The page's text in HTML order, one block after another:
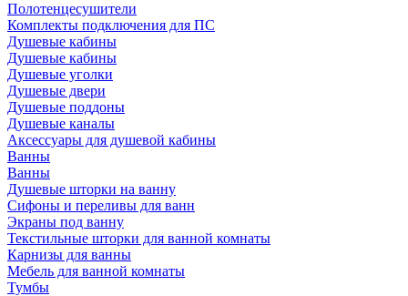
Полотенцесушители
Комплекты подключения для ПС
Душевые кабины
Душевые кабины
Душевые уголки
Душевые двери
Душевые поддоны
Душевые каналы
Аксессуары для душевой кабины
Ванны
Ванны
Душевые шторки на ванну
Сифоны и переливы для ванн
Экраны под ванну
Текстильные шторки для ванной комнаты
Карнизы для ванны
Мебель для ванной комнаты
Тумбы